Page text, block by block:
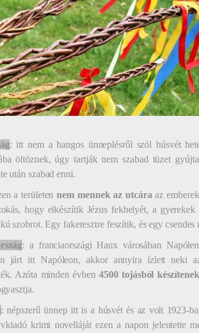
: itt nem a hangos ünneplésről szól húsvét
öltöznek, úgy tartják nem szabad tüzet
után szabad enni.
a területennem mennek az utcára az
hogy elkészítik Jézus fekhelyét, a
szobrot. Egy fakeresztre feszítik, és egy
: a franciaországi Haux városában
járt itt Napóleon, akkor annyira ízlett neki
Azóta minden évben4500 tojásból
: népszerű ünnep itt is a húsvét és az volt 1923-
krimi novelláját ezen a napon jelentette